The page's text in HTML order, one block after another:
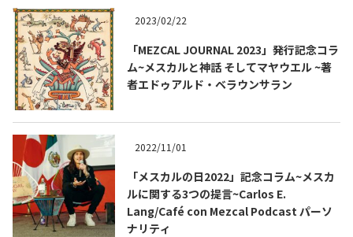
2023/02/22
「MEZCAL JOURNAL 2023」発行記念コラ
ム~メスカルと神話 そしてマヤウエル ~著
者エドゥアルド・ベラウンサラン
2022/11/01
「メスカルの日2022」記念コラム~メスカ
ルに関する3つの提言~Carlos E.
Lang/Café con Mezcal Podcast パーソ
ナリティ